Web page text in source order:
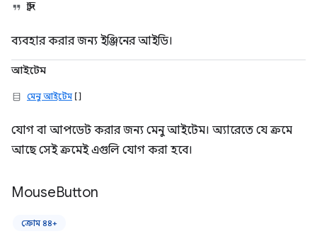
স্ট্রিং
ব্যবহার করার জন্য ইঞ্জিনের আইডি।
আইটেম
মেনু আইটেম[]
যোগ বা আপডেট করার জন্য মেনু আইটেম। অ্যারেতে যে ক্রমে
আছে সেই ক্রমেই এগুলি যোগ করা হবে।
MouseButton
ক্রোম ৪৪+